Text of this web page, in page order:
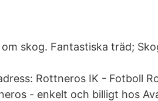
skog. Fantastiska träd;
Rottneros IK - Fotboll
- enkelt och billigt hos